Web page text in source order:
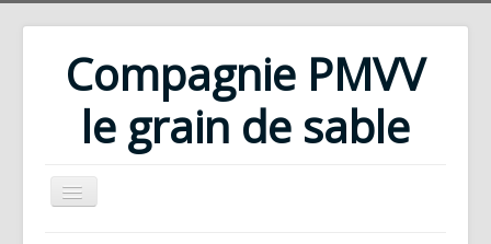
Compagnie PMVV
le grain de sable